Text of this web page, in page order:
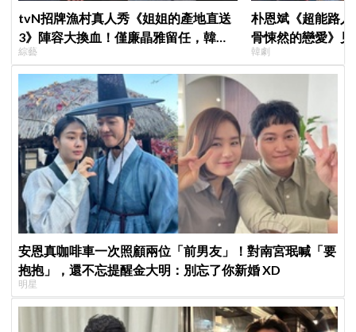
tvN招牌漁村真人秀《姐姐的產地直送
3》陣容大換血！僅廉晶雅留任，韓媒
曝新成員為金善映、盧允瑞、姜有皙
綜藝
朴恩斌《超能路
骨悚然的戀愛》
演技獲讚「信看演
韓劇
安恩真咖啡車一次照顧兩位「前男友」！對南宮珉喊「要
抱抱」，還不忘提醒金大明：別忘了你新婚 XD
明星